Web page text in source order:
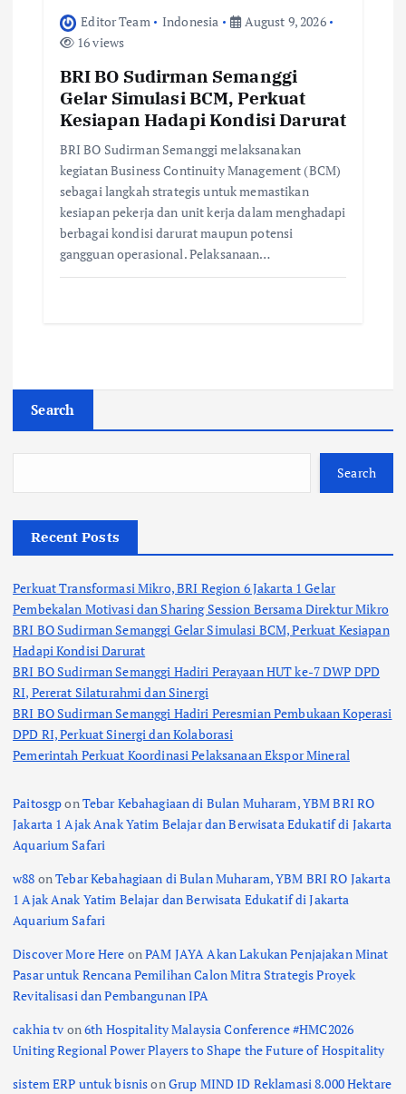
Editor Team Indonesia
August 9, 2026
16 views
BRI BO Sudirman Semanggi
Gelar Simulasi BCM, Perkuat
Kesiapan Hadapi Kondisi Darurat
BRI BO Sudirman Semanggi melaksanakan
kegiatan Business Continuity Management (BCM)
sebagai langkah strategis untuk memastikan
kesiapan pekerja dan unit kerja dalam menghadapi
berbagai kondisi darurat maupun potensi
gangguan operasional. Pelaksanaan…
Search
Search
Recent Posts
Perkuat Transformasi Mikro, BRI Region 6 Jakarta 1 Gelar
Pembekalan Motivasi dan Sharing Session Bersama Direktur Mikro
BRI BO Sudirman Semanggi Gelar Simulasi BCM, Perkuat Kesiapan
Hadapi Kondisi Darurat
BRI BO Sudirman Semanggi Hadiri Perayaan HUT ke-7 DWP DPD
RI, Pererat Silaturahmi dan Sinergi
BRI BO Sudirman Semanggi Hadiri Peresmian Pembukaan Koperasi
DPD RI, Perkuat Sinergi dan Kolaborasi
Pemerintah Perkuat Koordinasi Pelaksanaan Ekspor Mineral
PaitosgponTebar Kebahagiaan di Bulan Muharam, YBM BRI RO
Jakarta 1 Ajak Anak Yatim Belajar dan Berwisata Edukatif di Jakarta
Aquarium Safari
w88 onTebar Kebahagiaan di Bulan Muharam, YBM BRI RO Jakarta
1 Ajak Anak Yatim Belajar dan Berwisata Edukatif di Jakarta
Aquarium Safari
Discover More Here onPAM JAYA Akan Lakukan Penjajakan Minat
Pasar untuk Rencana Pemilihan Calon Mitra Strategis Proyek
Revitalisasi dan Pembangunan IPA
cakhia tv on6th Hospitality Malaysia Conference #HMC2026
Uniting Regional Power Players to Shape the Future of Hospitality
sistem ERP untuk bisnisonGrup MIND ID Reklamasi 8.000 Hektare